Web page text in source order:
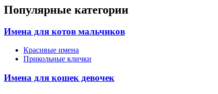
Популярные категории
Имена для котов мальчиков
Красивые имена
Прикольные клички
Имена для кошек девочек